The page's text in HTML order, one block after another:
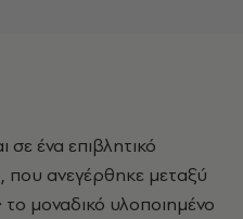
που ανεγέρθηκε μεταξύ
μοναδικό υλοποιημένο